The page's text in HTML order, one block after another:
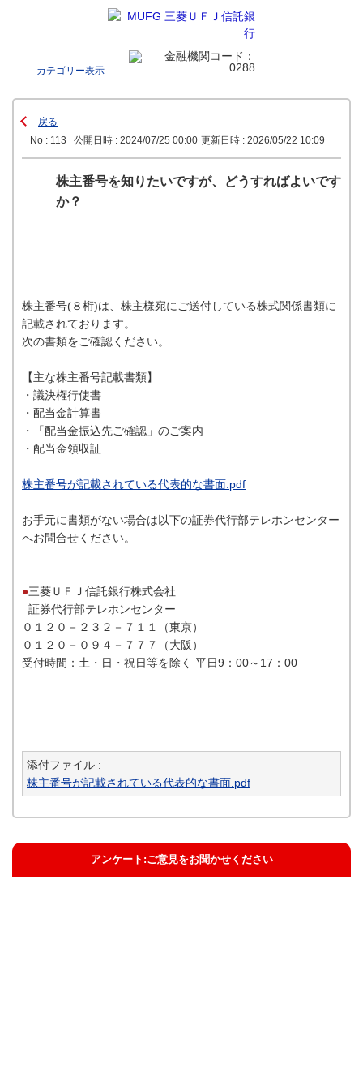
カテゴリー表示
戻る
No : 113
公開日時 : 2024/07/25 00:00 更新日時 : 2026/05/22 10:09
株主番号を知りたいですが、どうすればよいです
か？
株主番号(８桁)は、株主様宛にご送付している株式関係書類に
記載されております。
次の書類をご確認ください。
【主な株主番号記載書類】
・議決権行使書
・配当金計算書
・「配当金振込先ご確認」のご案内
・配当金領収証
株主番号が記載されている代表的な書面.pdf
お手元に書類がない場合は以下の証券代行部テレホンセンター
へお問合せください。
●三菱ＵＦＪ信託銀行株式会社
証券代行部テレホンセンター
０１２０－２３２－７１１（東京）
０１２０－０９４－７７７（大阪）
受付時間：土・日・祝日等を除く 平日9：00～17：00
添付ファイル :
株主番号が記載されている代表的な書面.pdf
アンケート:ご意見をお聞かせください